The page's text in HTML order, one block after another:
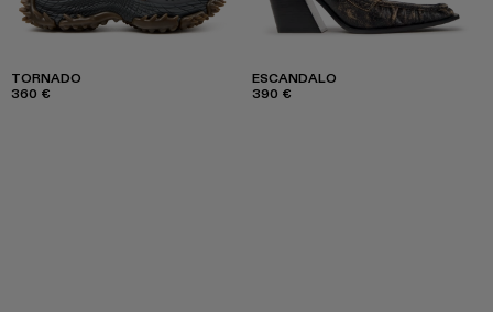
TORNADO
360 €
ESCANDALO
390 €